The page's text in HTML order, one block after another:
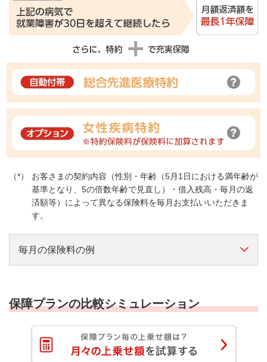
お客さまの契約内容（性別・年齢（5月1日における満年齢が
基準となり、5の倍数年齢で見直し）・借入残高・毎月の返
済額等）によって異なる保険料を毎月お支払いいただきま
す。
毎月の保険料の例
ナス月増額返済なし）、借入期間35年、借入金利0.5%、元利
均等返済
保障プランの比較シミュレーション